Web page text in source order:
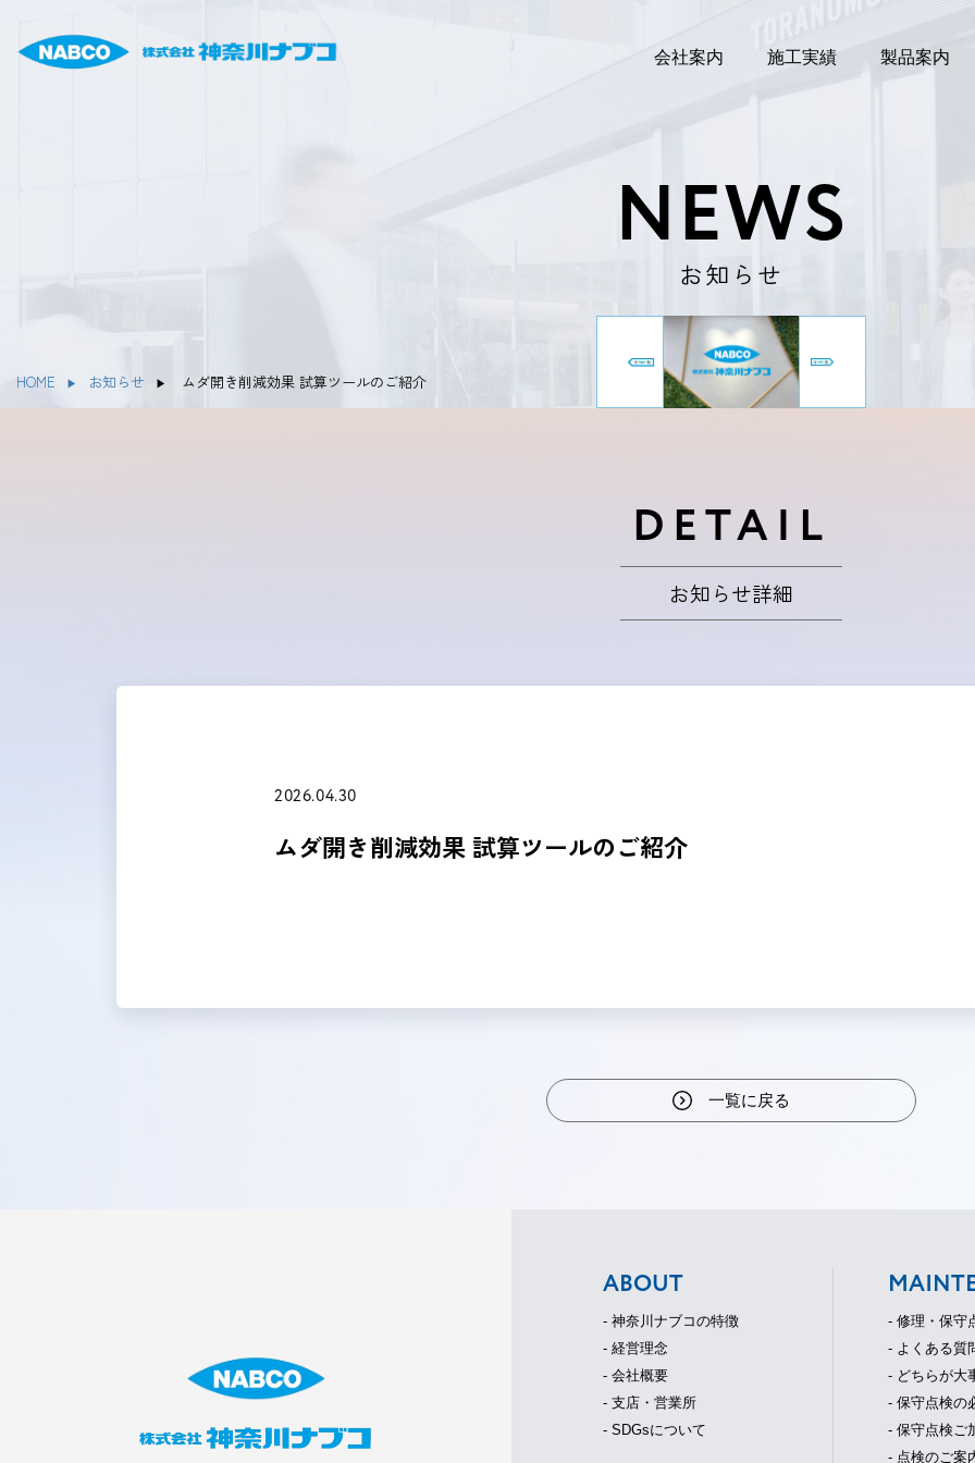
会社案内 施工実績 製品案内
NEWS
お知らせ
HOME お知らせ ムダ開き削減効果 試算ツールのご紹介
DETAIL
お知らせ詳細
2026.04.30
ムダ開き削減効果 試算ツールのご紹介
一覧に戻る
ABOUT
- 神奈川ナブコの特徴
- 経営理念
- 会社概要
- 支店・営業所
- SDGsについて
- 修理・保守
- よくある質
- どちらが大
- 保守点検の
- 保守点検ご
- 点検のご案